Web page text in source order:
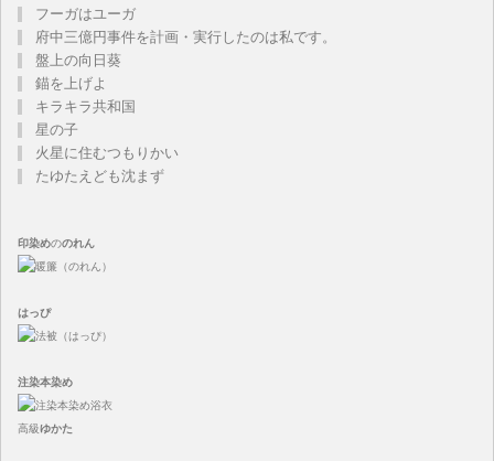
フーガはユーガ
府中三億円事件を計画・実行したのは私です。
盤上の向日葵
錨を上げよ
キラキラ共和国
星の子
火星に住むつもりかい
たゆたえども沈まず
印染めののれん
はっぴ
注染本染め
高級ゆかた